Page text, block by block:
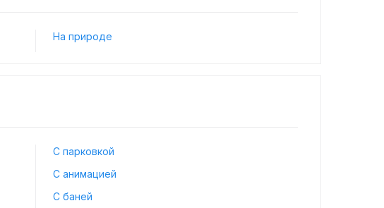
На природе
С парковкой
С анимацией
С баней